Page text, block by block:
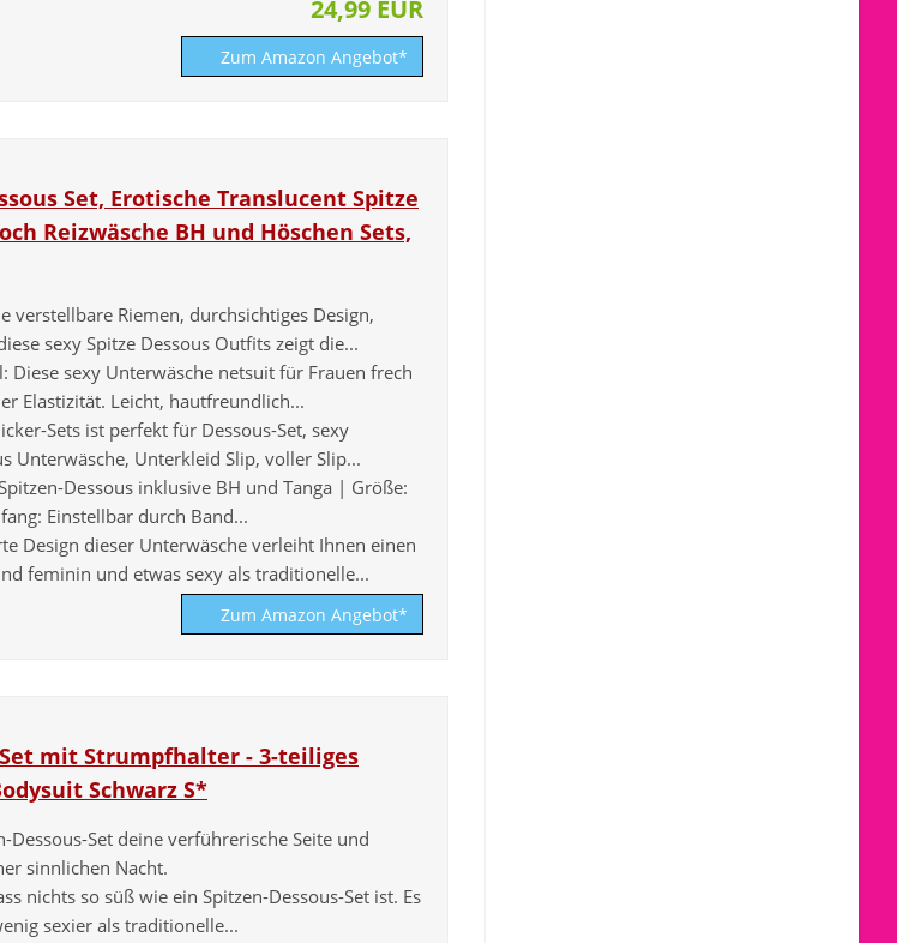
24,99 EUR
Zum Amazon Angebot*
Set, Erotische Translucent Spitze
Reizwäsche BH und Höschen Sets,
verstellbare Riemen, durchsichtiges Design,
sexy Spitze Dessous Outfits zeigt die...
Diese sexy Unterwäsche netsuit für Frauen frech
Elastizität. Leicht, hautfreundlich...
Sets ist perfekt für Dessous-Set, sexy
Unterwäsche, Unterkleid Slip, voller Slip...
Dessous inklusive BH und Tanga | Größe:
Einstellbar durch Band...
Design dieser Unterwäsche verleiht Ihnen einen
feminin und etwas sexy als traditionelle...
Zum Amazon Angebot*
Set mit Strumpfhalter - 3-teiliges
Schwarz S*
Dessous-Set deine verführerische Seite und
sinnlichen Nacht.
nichts so süß wie ein Spitzen-Dessous-Set ist. Es
sexier als traditionelle...